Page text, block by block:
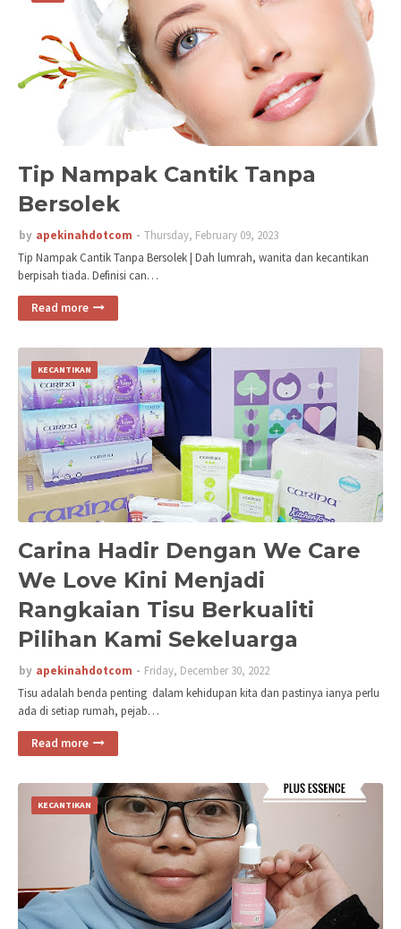
Tip Nampak Cantik Tanpa
Bersolek
by apekinahdotcom
Thursday, February 09, 2023
Tip Nampak Cantik Tanpa Bersolek | Dah lumrah, wanita dan kecantikan
berpisah tiada. Definisi can…
Read more
KECANTIKAN
Carina Hadir Dengan We Care
We Love Kini Menjadi
Rangkaian Tisu Berkualiti
Pilihan Kami Sekeluarga
by apekinahdotcom
Friday, December 30, 2022
Tisu adalah benda penting dalam kehidupan kita dan pastinya ianya perlu
ada di setiap rumah, pejab…
Read more
KECANTIKAN